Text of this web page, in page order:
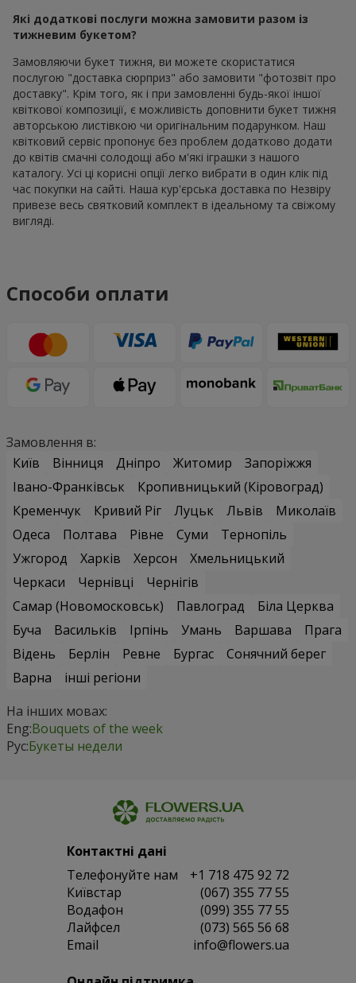
Які додаткові послуги можна замовити разом із
тижневим букетом?
Замовляючи букет тижня, ви можете скористатися
послугою "доставка сюрприз" або замовити "фотозвіт про
доставку". Крім того, як і при замовленні будь-якої іншої
квіткової композиції, є можливість доповнити букет тижня
авторською листівкою чи оригінальним подарунком. Наш
квітковий сервіс пропонує без проблем додатково додати
до квітів смачні солодощі або м'які іграшки з нашого
каталогу. Усі ці корисні опції легко вибрати в один клік під
час покупки на сайті. Наша кур'єрська доставка по Незвіру
привезе весь святковий комплект в ідеальному та свіжому
вигляді.
Способи оплати
Замовлення в:
Київ
Вінниця Дніпро Житомир
Запоріжжя
Івано-Франківськ
Кропивницький (Кіровоград)
Кременчук
Кривий Ріг Луцьк Львів
Миколаїв
Одеса
Полтава Рівне Суми
Тернопіль
Ужгород
Харків Херсон
Хмельницький
Черкаси
Чернівці
Чернігів
Самар (Новомосковськ)
Павлоград
Біла Церква
Буча
Васильків Ірпінь Умань Варшава
Прага
Відень
Берлін Ревне Бургас
Сонячний берег
Варна
інші регіони
На інших мовах:
Eng:Bouquets of the week
Рус:Букеты недели
Контактні дані
Телефонуйте нам
+1 718 475 92 72
Київстар
(067) 355 77 55
Водафон
(099) 355 77 55
Лайфсел
(073) 565 56 68
Email
info@flowers.ua